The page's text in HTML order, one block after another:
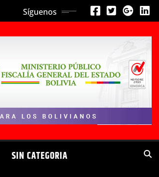
Síguenos
SIN CATEGORIA